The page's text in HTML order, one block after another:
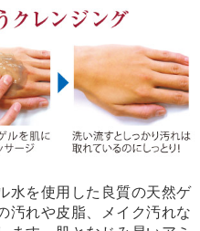
水を使用した良質の天然ゲ
汚れや皮脂、メイク汚れな